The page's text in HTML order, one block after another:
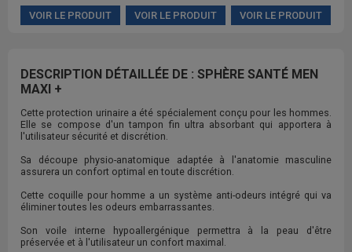
VOIR LE PRODUIT VOIR LE PRODUIT VOIR LE PRODUIT
DESCRIPTION DÉTAILLÉE DE : SPHÈRE SANTÉ MEN
MAXI +
Cette protection urinaire a été spécialement conçu pour les hommes.
Elle se compose d'un tampon fin ultra absorbant qui apportera à
l'utilisateur sécurité et discrétion.
Sa découpe physio-anatomique adaptée à l'anatomie masculine
assurera un confort optimal en toute discrétion.
Cette coquille pour homme a un système anti-odeurs intégré qui va
éliminer toutes les odeurs embarrassantes.
Son voile interne hypoallergénique permettra à la peau d'être
préservée et à l'utilisateur un confort maximal.